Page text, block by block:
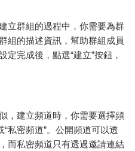
建立群組的過程中，你需要為群
組的描述資訊，幫助群組成員
定完成後，點選“建立”按鈕，
，建立頻道時，你需要選擇頻
“私密頻道”。公開頻道可以透
而私密頻道只有透過邀請連結